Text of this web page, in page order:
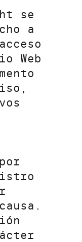
se
a
Web